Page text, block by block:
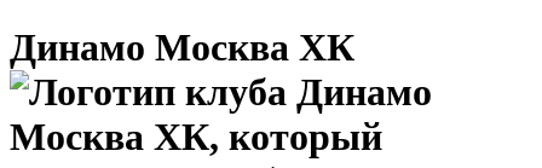
Динамо Москва ХК